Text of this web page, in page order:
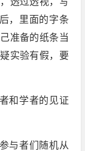
，里面的字条
准备的纸条当
实验有假，要
和学者的见证
与者们随机从